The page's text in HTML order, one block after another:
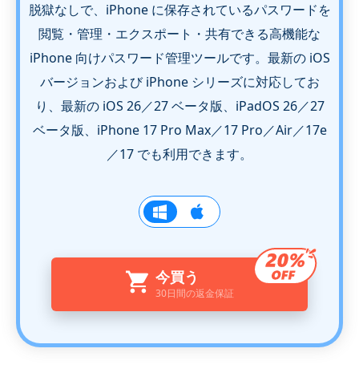
脱獄なしで、iPhone に保存されているパスワードを
閲覧・管理・エクスポート・共有できる高機能な
iPhone 向けパスワード管理ツールです。最新の iOS
バージョンおよび iPhone シリーズに対応してお
り、最新の iOS 26／27 ベータ版、iPadOS 26／27
ベータ版、iPhone 17 Pro Max／17 Pro／Air／17e
／17 でも利用できます。
今買う
30日間の返金保証